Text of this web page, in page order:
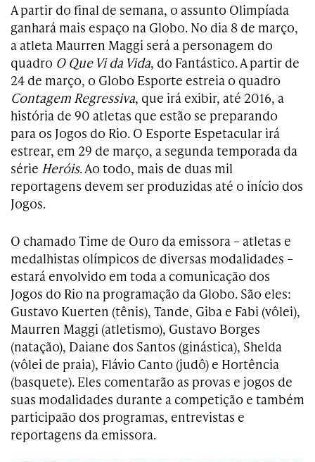
A partir do final de semana, o assunto Olimpíada
ganhará mais espaço na Globo. No dia 8 de março,
a atleta Maurren Maggi será a personagem do
quadro O Que Vi da Vida, do Fantástico. A partir de
24 de março, o Globo Esporte estreia o quadro
Contagem Regressiva, que irá exibir, até 2016, a
história de 90 atletas que estão se preparando
para os Jogos do Rio. O Esporte Espetacular irá
estrear, em 29 de março, a segunda temporada da
série Heróis. Ao todo, mais de duas mil
reportagens devem ser produzidas até o início dos
Jogos.
O chamado Time de Ouro da emissora – atletas e
medalhistas olímpicos de diversas modalidades –
estará envolvido em toda a comunicação dos
Jogos do Rio na programação da Globo. São eles:
Gustavo Kuerten (tênis), Tande, Giba e Fabi (vôlei),
Maurren Maggi (atletismo), Gustavo Borges
(natação), Daiane dos Santos (ginástica), Shelda
(vôlei de praia), Flávio Canto (judô) e Hortência
(basquete). Eles comentarão as provas e jogos de
suas modalidades durante a competição e também
participaão dos programas, entrevistas e
reportagens da emissora.